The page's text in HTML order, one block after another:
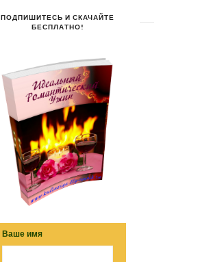
ПОДПИШИТЕСЬ И СКАЧАЙТЕ
БЕСПЛАТНО!
Ваше имя